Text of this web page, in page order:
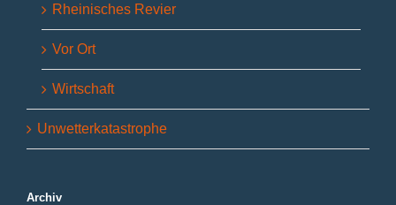
Rheinisches Revier
Vor Ort
Wirtschaft
Unwetterkatastrophe
Archiv